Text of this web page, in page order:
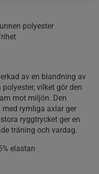
polyester
av en blandning av
vilket gör den
mot miljön. Den
rymliga axlar ger
ryggtrycket ger en
träning och vardag.
elastan